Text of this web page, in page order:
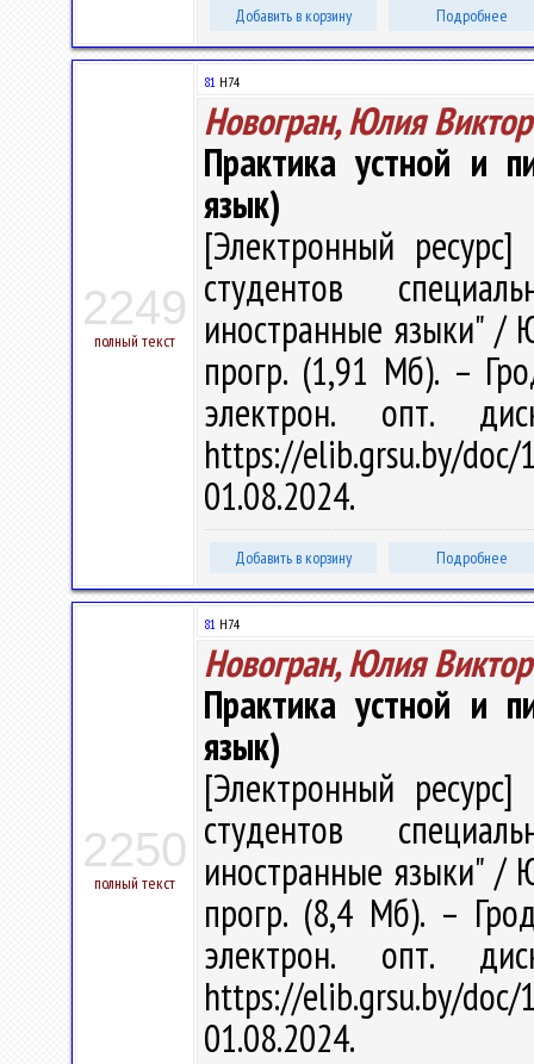
Добавить в корзину Подробнее
2249
полный текст
81 Н74
Новогран, Юлия
Практика устной и
язык)
[Электронный
студентов
иностранные языки" /
прогр. (1,91 Мб). –
электрон. опт.
https://elib.grsu.by/
01.08.2024.
Добавить в корзину Подробнее
2250
полный текст
81 Н74
Новогран, Юлия
Практика устной и
язык)
[Электронный
студентов
иностранные языки" /
прогр. (8,4 Мб). –
электрон. опт.
https://elib.grsu.by/
01.08.2024.